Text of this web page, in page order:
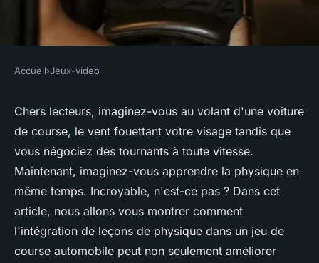
Comment un jeu de course
automobile peut-il intégrer
des leçons de physique pour
améliorer la compréhension
des dynamiques de course?
Accueil›Jeux-video
Chers lecteurs, imaginez-vous au volant d'une voiture
de course, le vent fouettant votre visage tandis que
vous négociez des tournants à toute vitesse.
Maintenant, imaginez-vous apprendre la physique en
même temps. Incroyable, n'est-ce pas ? Dans cet
article, nous allons vous montrer comment
l'intégration de leçons de physique dans un jeu de
course automobile peut non seulement améliorer